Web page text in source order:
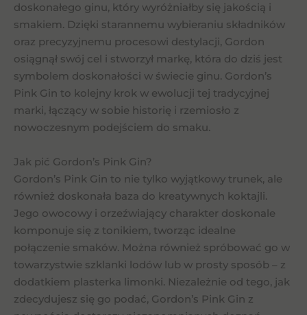
doskonałego ginu, który wyróżniałby się jakością i
smakiem. Dzięki starannemu wybieraniu składników
oraz precyzyjnemu procesowi destylacji, Gordon
osiągnął swój cel i stworzył markę, która do dziś jest
symbolem doskonałości w świecie ginu. Gordon’s
Pink Gin to kolejny krok w ewolucji tej tradycyjnej
marki, łączący w sobie historię i rzemiosło z
nowoczesnym podejściem do smaku.
Jak pić Gordon’s Pink Gin?
Gordon’s Pink Gin to nie tylko wyjątkowy trunek, ale
również doskonała baza do kreatywnych koktajli.
Jego owocowy i orzeźwiający charakter doskonale
komponuje się z tonikiem, tworząc idealne
połączenie smaków. Można również spróbować go w
towarzystwie szklanki lodów lub w prosty sposób – z
dodatkiem plasterka limonki. Niezależnie od tego, jak
zdecydujesz się go podać, Gordon’s Pink Gin z